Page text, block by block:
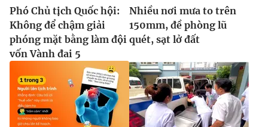
Phó Chủ tịch Quốc hội:
Không để chậm giải
phóng mặt bằng làm đội
vốn Vành đai 5
Nhiều nơi mưa to trên
150mm, đề phòng lũ
quét, sạt lở đất